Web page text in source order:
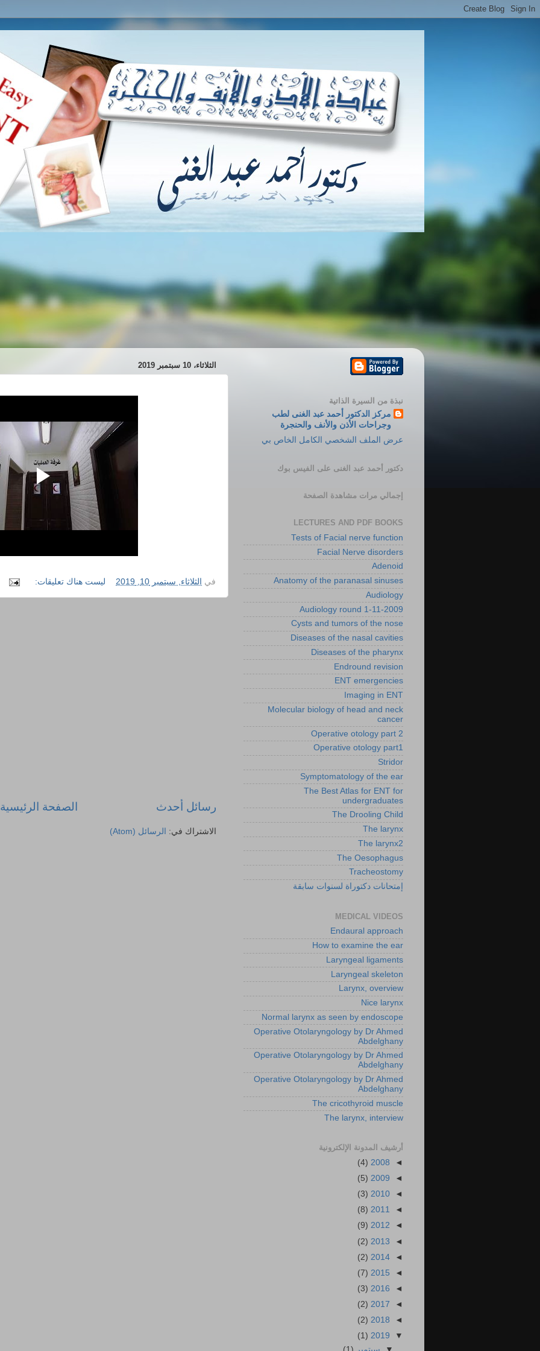
الثلاثاء، 10 سبتمبر 2019
في الثلاثاء, سبتمبر 10, 2019 ليست هناك تعليقات:
رسائل أحدث الصفحة الرئيسية
الاشتراك في: الرسائل (Atom)
نبذة من السيرة الذاتية
مركز الدكتور أحمد عبد الغنى لطب
وجراحات الأذن والأنف والحنجرة
عرض الملف الشخصي الكامل الخاص بي
دكتور أحمد عبد الغنى على الفيس بوك
إجمالي مرات مشاهدة الصفحة
LECTURES AND PDF BOOKS
Tests of Facial nerve function
Facial Nerve disorders
Adenoid
Anatomy of the paranasal sinuses
Audiology
Audiology round 1-11-2009
Cysts and tumors of the nose
Diseases of the nasal cavities
Diseases of the pharynx
Endround revision
ENT emergencies
Imaging in ENT
Molecular biology of head and neck
cancer
Operative otology part 2
Operative otology part1
Stridor
Symptomatology of the ear
The Best Atlas for ENT for
undergraduates
The Drooling Child
The larynx
The larynx2
The Oesophagus
Tracheostomy
إمتحانات دكتوراة لسنوات سابقة
MEDICAL VIDEOS
Endaural approach
How to examine the ear
Laryngeal ligaments
Laryngeal skeleton
Larynx, overview
Nice larynx
Normal larynx as seen by endoscope
Operative Otolaryngology by Dr Ahmed
Abdelghany
Operative Otolaryngology by Dr Ahmed
Abdelghany
Operative Otolaryngology by Dr Ahmed
Abdelghany
The cricothyroid muscle
The larynx, interview
أرشيف المدونة الإلكترونية
◄
2008
(4)
◄
2009
(5)
◄
2010
(3)
◄
2011
(8)
◄
2012
(9)
◄
2013
(2)
◄
2014
(2)
◄
2015
(7)
◄
2016
(3)
◄
2017
(2)
◄
2018
(2)
▼
2019
(1)